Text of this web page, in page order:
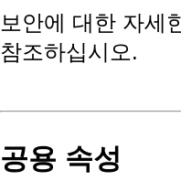
보안에 대한 자세
참조하십시오.
공용 속성